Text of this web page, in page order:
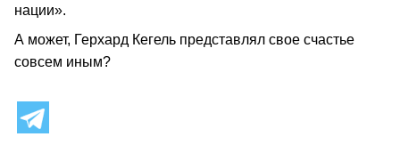
нации».
А может, Герхард Кегель представлял свое счастье
совсем иным?